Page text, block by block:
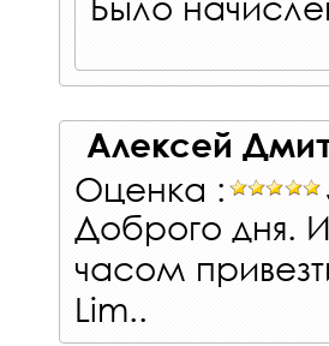
Алексей
Оценка :
Доброго дня.
часом
Lim..